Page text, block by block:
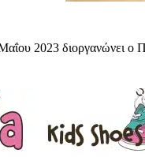
2023 διοργανώνει ο